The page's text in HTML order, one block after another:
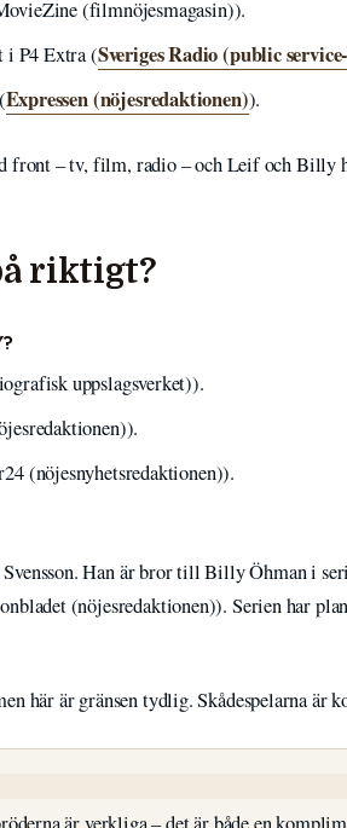
(filmnöjesmagasin)).
i P4 Extra (Sveriges Radio (public
Expressen (nöjesredaktionen)).
front – tv, film, radio – och Leif och Billy
riktigt?
uppslagsverket)).
(nöjesnyhetsredaktionen)).
Han är bror till Billy Öhman i
(nöjesredaktionen)). Serien har
här är gränsen tydlig. Skådespelarna är